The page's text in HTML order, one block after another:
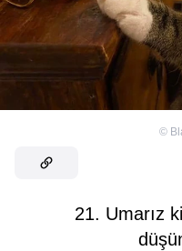
©
21. Umarız